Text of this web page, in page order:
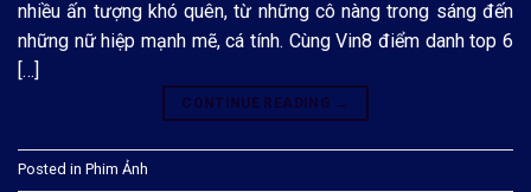
nhiều ấn tượng khó quên, từ những cô nàng trong sáng đến
những nữ hiệp mạnh mẽ, cá tính. Cùng Vin8 điểm danh top 6
[…]
CONTINUE READING →
Posted in Phim Ảnh